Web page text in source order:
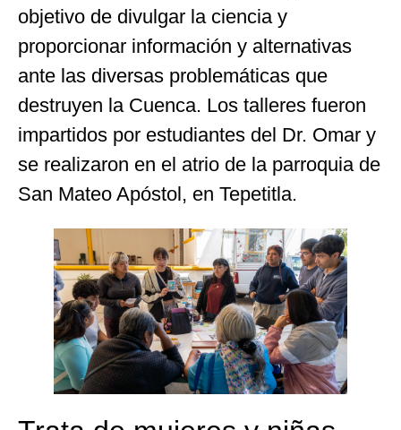
objetivo de divulgar la ciencia y
proporcionar información y alternativas
ante las diversas problemáticas que
destruyen la Cuenca. Los talleres fueron
impartidos por estudiantes del Dr. Omar y
se realizaron en el atrio de la parroquia de
San Mateo Apóstol, en Tepetitla.